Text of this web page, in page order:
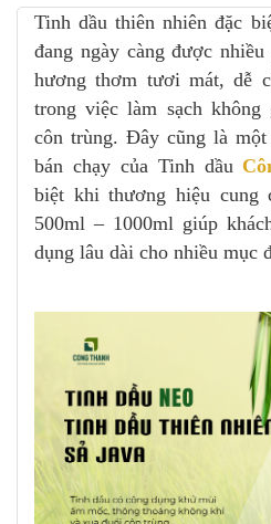
Tinh dầu thiên nhiên đặc
đang ngày càng được
hương thơm tươi mát, dễ
trong việc làm sạch
côn trùng. Đây cũng là một
bán chạy của Tinh dầu
biệt khi thương hiệu cung
500ml – 1000ml giúp
dụng lâu dài cho nhiều mục